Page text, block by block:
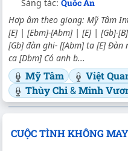
Sáng tác: Quốc An
Hợp âm theo giọng: Mỹ Tâm
[E] | [Ebm]-[Abm] | [E] | [Gb]-
[Gb] đàn ghi- [[Abm] ta [E] Đàn
ca [Dbm] Có anh b...
Mỹ Tâm
Việt
Thùy Chi&Minh
CUỘC TÌNH KHÔNG MAY